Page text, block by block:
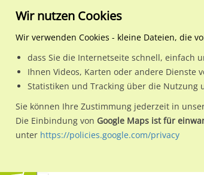
Wähle den Werbestandort:
Wir nutzen Cookies
Wir verwenden Cookies - kleine Dateien, die
dass Sie die Internetseite schnell, einfach
Ihnen Videos, Karten oder andere Dienste
Statistiken und Tracking über die
Sie können Ihre Zustimmung jederzeit in
Die Einbindung von Google Maps ist für
unter https://policies.google.com/privacy